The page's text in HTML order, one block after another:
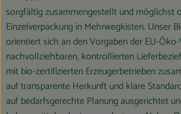
sorgfältig zusammengestellt und möglichst
Einzelverpackung in Mehrwegkisten. Unser
orientiert sich an den Vorgaben der EU-
nachvollziehbaren, kontrollierten
mit bio-zertifizierten Erzeugerbetrieben
auf transparente Herkunft und klare
auf bedarfsgerechte Planung ausgerichtet